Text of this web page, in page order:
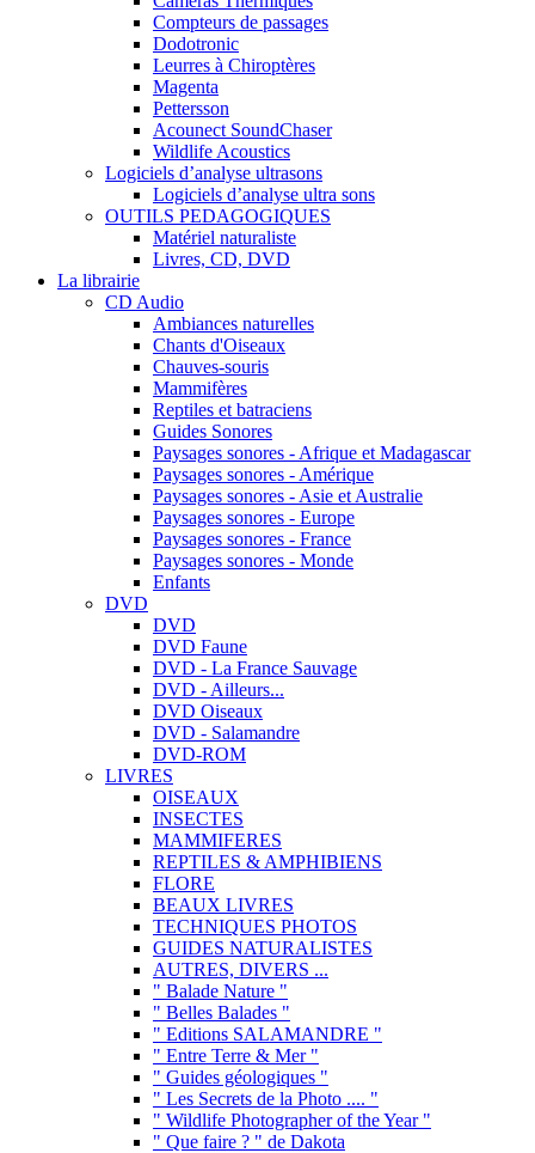
Compteurs de passages
Dodotronic
Leurres à Chiroptères
Magenta
Pettersson
Acounect SoundChaser
Wildlife Acoustics
Logiciels d’analyse ultrasons
Logiciels d’analyse ultra sons
OUTILS PEDAGOGIQUES
Matériel naturaliste
Livres, CD, DVD
La librairie
CD Audio
Ambiances naturelles
Chants d'Oiseaux
Chauves-souris
Mammifères
Reptiles et batraciens
Guides Sonores
Paysages sonores - Afrique et Madagascar
Paysages sonores - Amérique
Paysages sonores - Asie et Australie
Paysages sonores - Europe
Paysages sonores - France
Paysages sonores - Monde
Enfants
DVD
DVD
DVD Faune
DVD - La France Sauvage
DVD - Ailleurs...
DVD Oiseaux
DVD - Salamandre
DVD-ROM
LIVRES
OISEAUX
INSECTES
MAMMIFERES
REPTILES & AMPHIBIENS
FLORE
BEAUX LIVRES
TECHNIQUES PHOTOS
GUIDES NATURALISTES
AUTRES, DIVERS ...
" Balade Nature "
" Belles Balades "
" Editions SALAMANDRE "
" Entre Terre & Mer "
" Guides géologiques "
" Les Secrets de la Photo .... "
" Wildlife Photographer of the Year "
" Que faire ? " de Dakota